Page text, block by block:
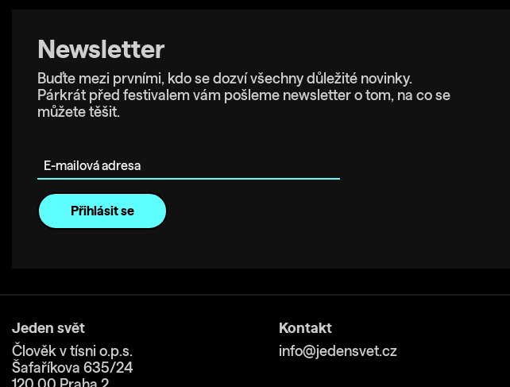
Newsletter
Buďte mezi prvními, kdo se dozví všechny důležité novinky.
Párkrát před festivalem vám pošleme newsletter o tom, na co se
můžete těšit.
Jeden svět
Člověk v tísni o.p.s.
Šafaříkova 635/24
Kontakt
info@jedensvet.cz